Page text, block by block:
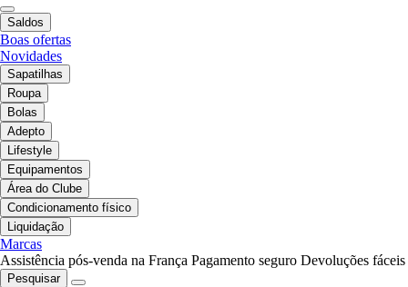
Saldos
Boas ofertas
Novidades
Sapatilhas
Roupa
Bolas
Adepto
Lifestyle
Equipamentos
Área do Clube
Condicionamento físico
Liquidação
Marcas
Assistência pós-venda na França Pagamento seguro Devoluções fáceis
Pesquisar